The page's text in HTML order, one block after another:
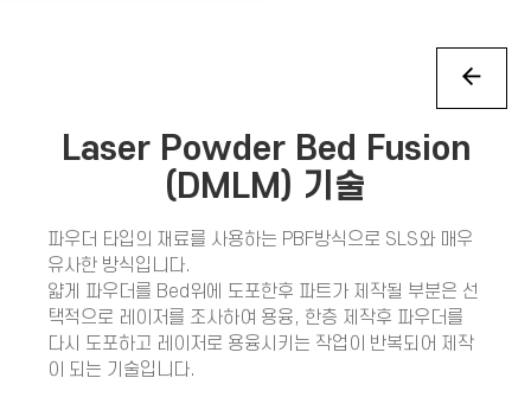
Laser Powder Bed Fusion
(DMLM) 기술
파우더 타입의 재료를 사용하는 PBF방식으로 SLS와 매우
유사한 방식입니다.
얇게 파우더를 Bed위에 도포한후 파트가 제작될 부분은 선
택적으로 레이저를 조사하여 용융, 한층 제작후 파우더를
다시 도포하고 레이저로 용융시키는 작업이 반복되어 제작
이 되는 기술입니다.